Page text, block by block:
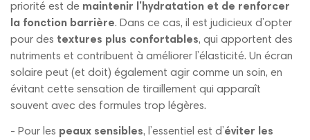
priorité est de maintenir l’hydratation et de renforcer
la fonction barrière. Dans ce cas, il est judicieux d’opter
pour des textures plus confortables, qui apportent des
nutriments et contribuent à améliorer l’élasticité. Un écran
solaire peut (et doit) également agir comme un soin, en
évitant cette sensation de tiraillement qui apparaît
souvent avec des formules trop légères.
- Pour les peaux sensibles, l’essentiel est d’éviter les